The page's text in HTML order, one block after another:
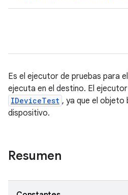
Es el ejecutor de pruebas para
ejecuta en el destino. El
IDeviceTest , ya que el objeto
dispositivo.
Resumen